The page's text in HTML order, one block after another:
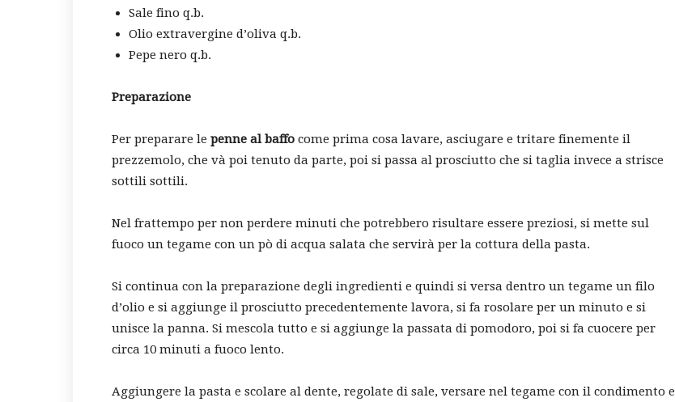
Sale fino q.b.
Olio extravergine d’oliva q.b.
Pepe nero q.b.
Preparazione
Per preparare le penne al baffo come prima cosa lavare, asciugare e tritare finemente il
prezzemolo, che và poi tenuto da parte, poi si passa al prosciutto che si taglia invece a strisce
sottili sottili.
Nel frattempo per non perdere minuti che potrebbero risultare essere preziosi, si mette sul
fuoco un tegame con un pò di acqua salata che servirà per la cottura della pasta.
Si continua con la preparazione degli ingredienti e quindi si versa dentro un tegame un filo
d’olio e si aggiunge il prosciutto precedentemente lavora, si fa rosolare per un minuto e si
unisce la panna. Si mescola tutto e si aggiunge la passata di pomodoro, poi si fa cuocere per
circa 10 minuti a fuoco lento.
Aggiungere la pasta e scolare al dente, regolate di sale, versare nel tegame con il condimento e